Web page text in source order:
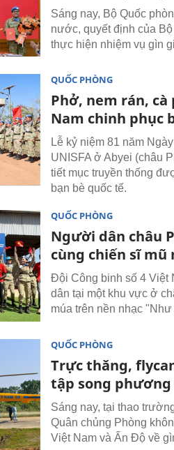
Sáng nay, Bộ Quốc
nước, quyết định của
thực hiện nhiệm vụ gìn
QUỐC PHÒNG
Phở, nem rán,
Nam chinh phục
Lễ kỷ niệm 81 năm
UNISFA ở Abyei (châu
tiết mục truyền thống
bạn bè quốc tế.
QUỐC PHÒNG
Người dân châu
cùng chiến sĩ mũ
Đội Công binh số 4 Việt
dân tại một khu vực ở
múa trên nền nhạc
QUỐC PHÒNG
Trực thăng,
tập song
Sáng nay, tại thao
Quân chủng Phòng
Việt Nam và Ấn Độ về